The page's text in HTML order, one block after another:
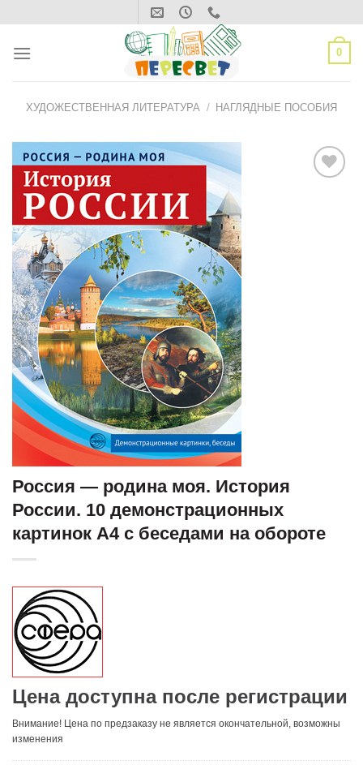
content
0
ХУДОЖЕСТВЕННАЯ ЛИТЕРАТУРА / НАГЛЯДНЫЕ ПОСОБИЯ
Россия — родина моя. История
России. 10 демонстрационных
картинок А4 с беседами на обороте
Цена доступна после регистрации
Внимание! Цена по предзаказу не является окончательной, возможны
изменения